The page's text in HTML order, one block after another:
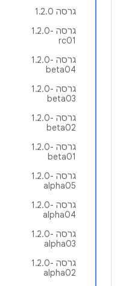
גרסה 1.2.0
גרסה ‎1.2.0-
rc01
גרסה ‎1.2.0-
beta04
גרסה ‎1.2.0-
beta03
גרסה ‎1.2.0-
beta02
גרסה ‎1.2.0-
beta01
גרסה ‎1.2.0-
alpha05
גרסה ‎1.2.0-
alpha04
גרסה ‎1.2.0-
alpha03
גרסה ‎1.2.0-
alpha02